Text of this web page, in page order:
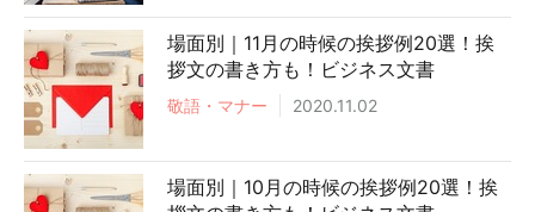
場面別｜11月の時候の挨拶例20選！挨
拶文の書き方も！ビジネス文書
敬語・マナー 2020.11.02
場面別｜10月の時候の挨拶例20選！挨